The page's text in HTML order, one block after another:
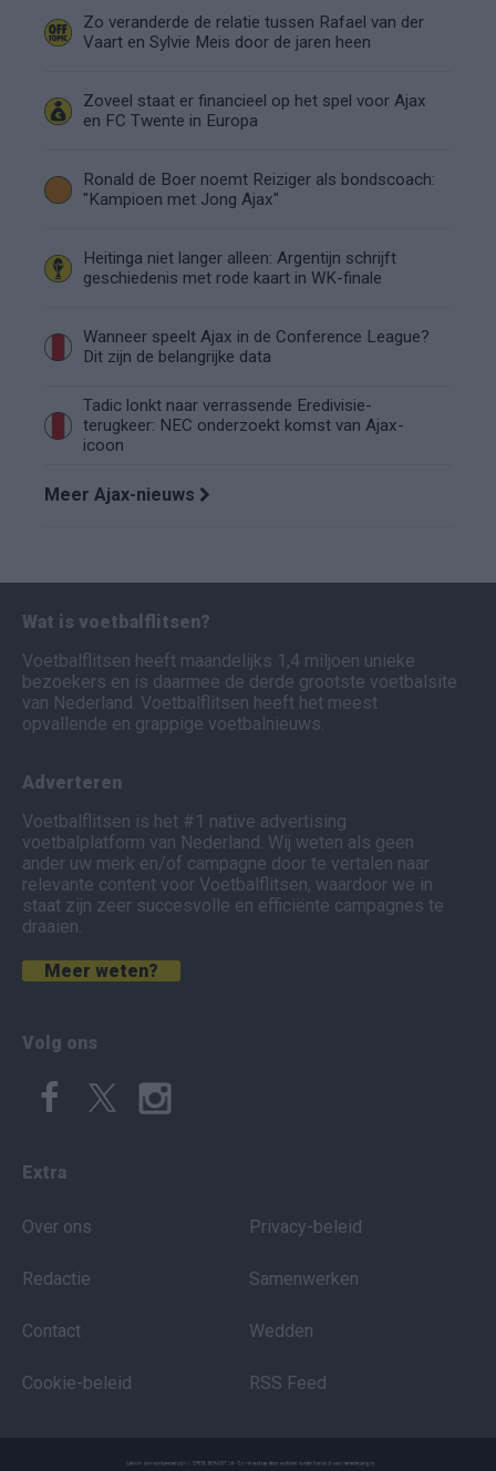
Zo veranderde de relatie tussen Rafael van der
Vaart en Sylvie Meis door de jaren heen
Zoveel staat er financieel op het spel voor Ajax
en FC Twente in Europa
Ronald de Boer noemt Reiziger als bondscoach:
"Kampioen met Jong Ajax"
Heitinga niet langer alleen: Argentijn schrijft
geschiedenis met rode kaart in WK-finale
Wanneer speelt Ajax in de Conference League?
Dit zijn de belangrijke data
Tadic lonkt naar verrassende Eredivisie-
terugkeer: NEC onderzoekt komst van Ajax-
icoon
Meer Ajax-nieuws
Wat is voetbalflitsen?
Voetbalflitsen heeft maandelijks 1,4 miljoen unieke
bezoekers en is daarmee de derde grootste voetbalsite
van Nederland. Voetbalflitsen heeft het meest
opvallende en grappige voetbalnieuws.
Adverteren
Voetbalflitsen is het #1 native advertising
voetbalplatform van Nederland. Wij weten als geen
ander uw merk en/of campagne door te vertalen naar
relevante content voor Voetbalflitsen, waardoor we in
staat zijn zeer succesvolle en efficiënte campagnes te
draaien.
Meer weten?
Volg ons
Extra
Over ons
Redactie
Contact
Cookie-beleid
Privacy-beleid
Samenwerken
Wedden
RSS Feed